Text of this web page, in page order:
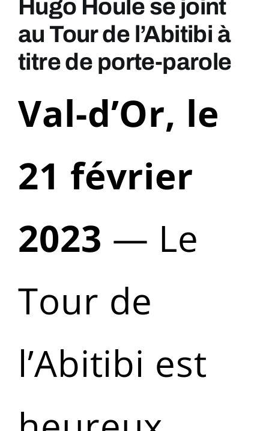
Hugo Houle se joint
au Tour de l’Abitibi à
titre de porte-parole
Val-d’Or, le
21 février
2023 — Le
Tour de
l’Abitibi est